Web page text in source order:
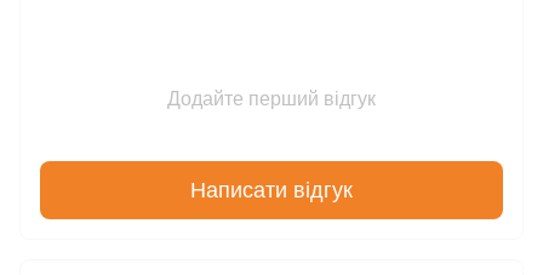
Додайте перший відгук
Написати відгук